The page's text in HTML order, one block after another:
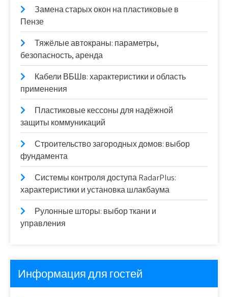
Замена старых окон на пластиковые в
Пензе
Тяжёлые автокраны: параметры,
безопасность, аренда
Кабели ВБШв: характеристики и область
применения
Пластиковые кессоны для надёжной
защиты коммуникаций
Строительство загородных домов: выбор
фундамента
Системы контроля доступа RadarPlus:
характеристики и установка шлакбаума
Рулонные шторы: выбор ткани и
управления
Информация для гостей